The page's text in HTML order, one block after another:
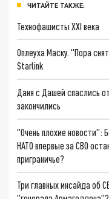
ЧИТАЙТЕ ТАКЖЕ:
Технофашисты XXI века
Оплеуха Маску. "Пора
Starlink
Даня с Дашей спаслись
закончились
"Очень плохие новости":
НАТО впервые за СВО
приграничье?
Три главных инсайда об